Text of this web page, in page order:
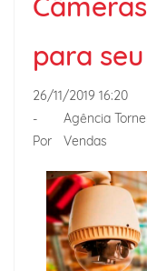
para
26/11/2019 16:20
-
Por
Agência
Vendas